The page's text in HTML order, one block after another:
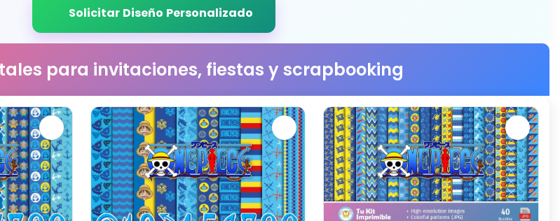
Solicitar Diseño Personalizado
para invitaciones, fiestas y scrapbooking